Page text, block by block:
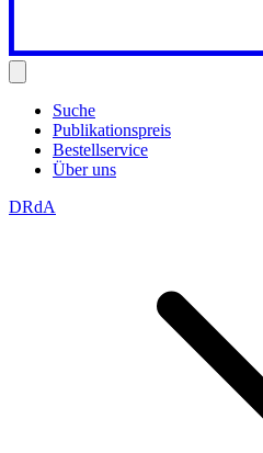
Suche
Publikationspreis
Bestellservice
Über uns
DRdA